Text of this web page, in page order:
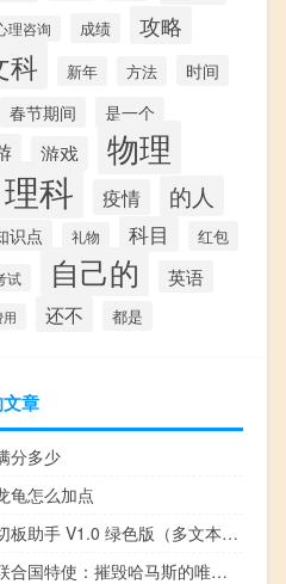
理咨询 成绩 攻略
科 新年 方法 时间
春节期间 是一个
游戏 物理
理科 疫情 的人
识点 礼物 科目 红包
试 自己的 英语
用 还不 都是
章
分多少
龟怎么加点
多文本剪切板助手 V1.0 绿色版（多文本剪切板助手 V1.0 绿色版功能简介）
以色列驻联合国特使：摧毁哈马斯的唯一方法是将他们从地下通道和地下城市中清理出来